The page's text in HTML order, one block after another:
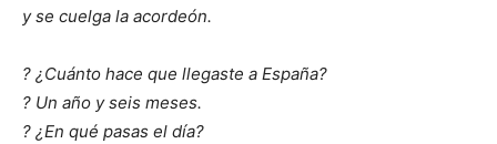
y se cuelga la acordeón.
? ¿Cuánto hace que llegaste a España?
? Un año y seis meses.
? ¿En qué pasas el día?